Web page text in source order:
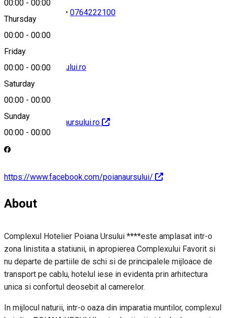
00:00 - 00:00
Thursday
00:00 - 00:00
Friday
00:00 - 00:00
Saturday
00:00 - 00:00
Sunday
00:00 - 00:00
• 0764222100
office@poianaursului.ro
http://www.poianaursului.ro
https://www.facebook.com/poianaursului/
About
Complexul Hotelier Poiana Ursului ****este amplasat intr-o
zona linistita a statiunii, in apropierea Complexului Favorit si
nu departe de partiile de schi si de principalele mijloace de
transport pe cablu, hotelul iese in evidenta prin arhitectura
unica si confortul deosebit al camerelor.
In mijlocul naturii, intr-o oaza din imparatia muntilor, complexul